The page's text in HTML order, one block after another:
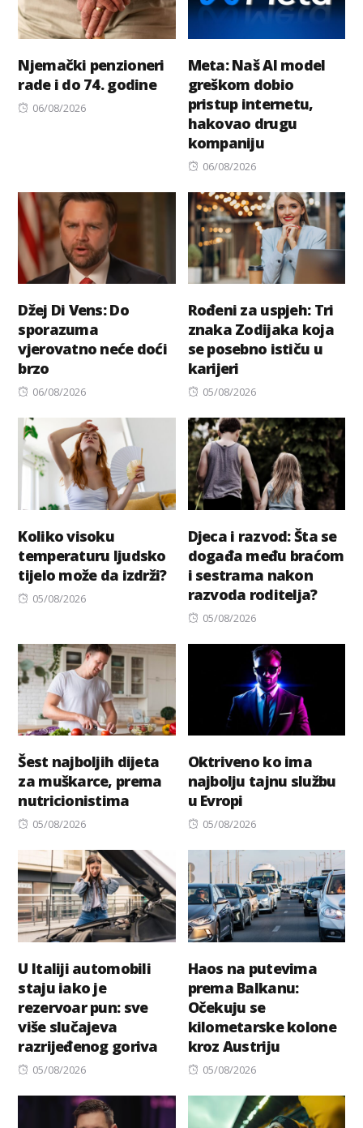
Njemački penzioneri
rade i do 74. godine
Posted
06/08/2026
Meta: Naš AI model
greškom dobio
pristup internetu,
hakovao drugu
kompaniju
Posted
06/08/2026
Džej Di Vens: Do
sporazuma
vjerovatno neće doći
brzo
Posted
06/08/2026
Rođeni za uspjeh: Tri
znaka Zodijaka koja
se posebno ističu u
karijeri
Posted
05/08/2026
Koliko visoku
temperaturu ljudsko
tijelo može da izdrži?
Posted
05/08/2026
Djeca i razvod: Šta se
događa među braćom
i sestrama nakon
razvoda roditelja?
Posted
05/08/2026
Šest najboljih dijeta
za muškarce, prema
nutricionistima
Posted
05/08/2026
Oktriveno ko ima
najbolju tajnu službu
u Evropi
Posted
05/08/2026
U Italiji automobili
staju iako je
rezervoar pun: sve
više slučajeva
razrijeđenog goriva
Posted
05/08/2026
Haos na putevima
prema Balkanu:
Očekuju se
kilometarske kolone
kroz Austriju
Posted
05/08/2026